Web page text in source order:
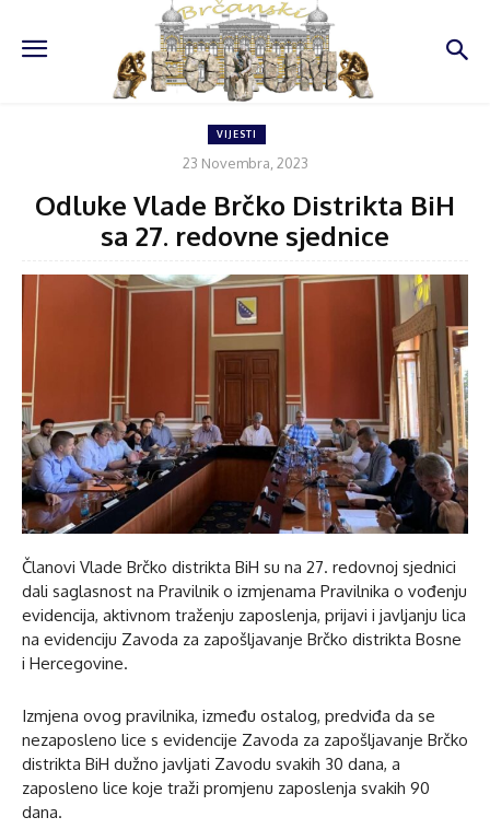
VIJESTI
23 Novembra, 2023
Odluke Vlade Brčko Distrikta BiH
sa 27. redovne sjednice
Članovi Vlade Brčko distrikta BiH su na 27. redovnoj sjednici
dali saglasnost na Pravilnik o izmjenama Pravilnika o vođenju
evidencija, aktivnom traženju zaposlenja, prijavi i javljanju lica
na evidenciju Zavoda za zapošljavanje Brčko distrikta Bosne
i Hercegovine.
Izmjena ovog pravilnika, između ostalog, predviđa da se
nezaposleno lice s evidencije Zavoda za zapošljavanje Brčko
distrikta BiH dužno javljati Zavodu svakih 30 dana, a
zaposleno lice koje traži promjenu zaposlenja svakih 90
dana.